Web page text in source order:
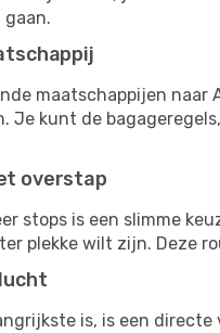
maatschappijen
Je kunt de
overstap
stops is een slimme
plekke wilt zijn. Deze
is, is een